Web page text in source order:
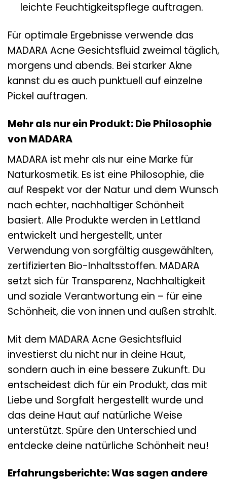
leichte Feuchtigkeitspflege auftragen.
Für optimale Ergebnisse verwende das
MADARA Acne Gesichtsfluid zweimal täglich,
morgens und abends. Bei starker Akne
kannst du es auch punktuell auf einzelne
Pickel auftragen.
Mehr als nur ein Produkt: Die Philosophie
von MADARA
MADARA ist mehr als nur eine Marke für
Naturkosmetik. Es ist eine Philosophie, die
auf Respekt vor der Natur und dem Wunsch
nach echter, nachhaltiger Schönheit
basiert. Alle Produkte werden in Lettland
entwickelt und hergestellt, unter
Verwendung von sorgfältig ausgewählten,
zertifizierten Bio-Inhaltsstoffen. MADARA
setzt sich für Transparenz, Nachhaltigkeit
und soziale Verantwortung ein – für eine
Schönheit, die von innen und außen strahlt.
Mit dem MADARA Acne Gesichtsfluid
investierst du nicht nur in deine Haut,
sondern auch in eine bessere Zukunft. Du
entscheidest dich für ein Produkt, das mit
Liebe und Sorgfalt hergestellt wurde und
das deine Haut auf natürliche Weise
unterstützt. Spüre den Unterschied und
entdecke deine natürliche Schönheit neu!
Erfahrungsberichte: Was sagen andere